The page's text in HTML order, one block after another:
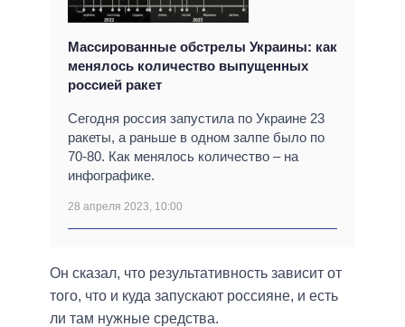
Массированные обстрелы Украины: как
менялось количество выпущенных
россией ракет
Сегодня россия запустила по Украине 23
ракеты, а раньше в одном залпе было по
70-80. Как менялось количество – на
инфографике.
28 апреля 2023, 10:00
Он сказал, что результативность зависит от
того, что и куда запускают россияне, и есть
ли там нужные средства.